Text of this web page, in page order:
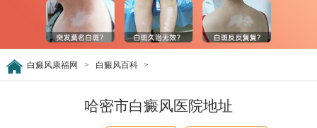
白癜风康福网 > 白癜风百科 >
哈密市白癜风医院地址